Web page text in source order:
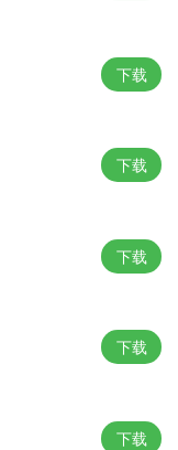
下载
下载
下载
下载
下载